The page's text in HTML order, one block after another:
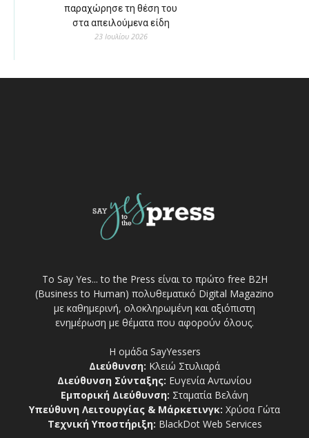
παραχώρησε τη θέση του
στα απειλούμενα είδη
23 Ιουλίου 2026
Το Say Yes... to the Press είναι το πρώτο free Β2Η
(Business to Human) πολυθεματικό Digital Magazino
με καθημερινή, ολοκληρωμένη και αξιόπιστη
ενημέρωση με θέματα που αφορούν όλους.
Η ομάδα SayYessers
Διεύθυνση: Κλειώ Στυλιαρά
Διεύθυνση Σύνταξης: Ευγενία Αντωνίου
Εμπορική Διεύθυνση: Σταματία Βελάνη
Υπεύθυνη Λειτουργίας & Μάρκετινγκ: Χρύσα Γώτα
Τεχνική Υποστήριξη: BlackDot Web Services